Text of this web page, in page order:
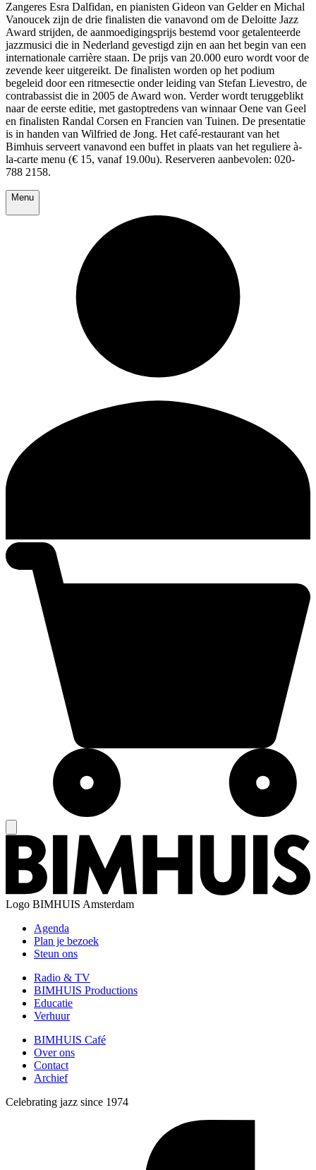
Zangeres Esra Dalfidan, en pianisten Gideon van Gelder en Michal
Vanoucek zijn de drie finalisten die vanavond om de Deloitte Jazz
Award strijden, de aanmoedigingsprijs bestemd voor getalenteerde
jazzmusici die in Nederland gevestigd zijn en aan het begin van een
internationale carrière staan. De prijs van 20.000 euro wordt voor de
zevende keer uitgereikt. De finalisten worden op het podium
begeleid door een ritmesectie onder leiding van Stefan Lievestro, de
contrabassist die in 2005 de Award won. Verder wordt teruggeblikt
naar de eerste editie, met gastoptredens van winnaar Oene van Geel
en finalisten Randal Corsen en Francien van Tuinen. De presentatie
is in handen van Wilfried de Jong. Het café-restaurant van het
Bimhuis serveert vanavond een buffet in plaats van het reguliere à-
la-carte menu (€ 15, vanaf 19.00u). Reserveren aanbevolen: 020-
788 2158.
Menu
Logo BIMHUIS Amsterdam
Agenda
Plan je bezoek
Steun ons
Radio & TV
BIMHUIS Productions
Educatie
Verhuur
BIMHUIS Café
Over ons
Contact
Archief
Celebrating jazz since 1974